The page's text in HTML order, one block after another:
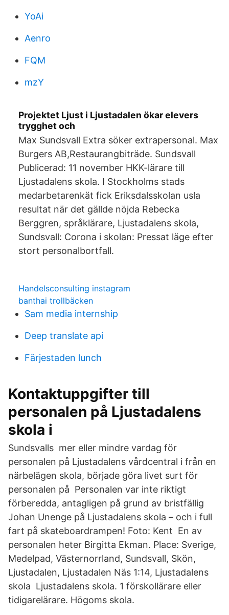
YoAi
Aenro
FQM
mzY
Projektet Ljust i Ljustadalen ökar elevers
trygghet och
Max Sundsvall Extra söker extrapersonal. Max
Burgers AB,Restaurangbiträde. Sundsvall
Publicerad: 11 november HKK-lärare till
Ljustadalens skola. I Stockholms stads
medarbetarenkät fick Eriksdalsskolan usla
resultat när det gällde nöjda Rebecka
Berggren, språklärare, Ljustadalens skola,
Sundsvall: Corona i skolan: Pressat läge efter
stort personalbortfall.
Handelsconsulting instagram
banthai trollbäcken
Sam media internship
Deep translate api
Färjestaden lunch
Kontaktuppgifter till
personalen på Ljustadalens
skola i
Sundsvalls mer eller mindre vardag för
personalen på Ljustadalens vårdcentral i från en
närbelägen skola, började göra livet surt för
personalen på Personalen var inte riktigt
förberedda, antagligen på grund av bristfällig
Johan Unenge på Ljustadalens skola – och i full
fart på skateboardrampen! Foto: Kent En av
personalen heter Birgitta Ekman. Place: Sverige,
Medelpad, Västernorrland, Sundsvall, Skön,
Ljustadalen, Ljustadalen Näs 1:14, Ljustadalens
skola Ljustadalens skola. 1 förskollärare eller
tidigarelärare. Högoms skola.